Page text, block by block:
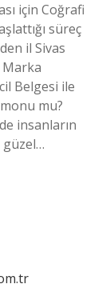
için Coğrafi
süreç
il Sivas
Marka
Belgesi ile
mu?
insanların
güzel…